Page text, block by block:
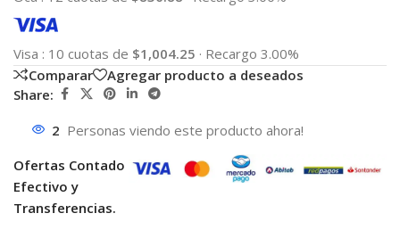
Visa : 10 cuotas de $1,004.25 · Recargo 3.00%
Comparar
Agregar producto a deseados
Share:
2 Personas viendo este producto ahora!
Ofertas Contado
Efectivo y
Transferencias.